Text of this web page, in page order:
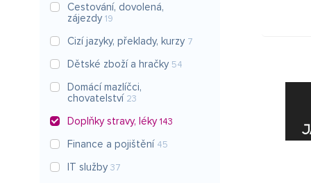
Cestování, dovolená,
zájezdy 19
Cizí jazyky, překlady, kurzy 7
Dětské zboží a hračky 54
Domácí mazlíčci,
chovatelství 23
Doplňky stravy, léky143
Finance a pojištění 45
IT služby 37